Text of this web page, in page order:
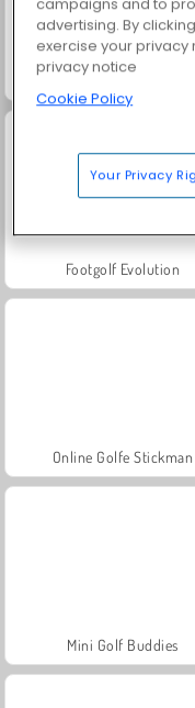
Shaun the Sheep: Baahmy
Footgolf Evolution
Online Golfe Stickman
Mini Golf Buddies
advertising. By
exercise your privacy
privacy notice
Cookie Policy
Your Privacy